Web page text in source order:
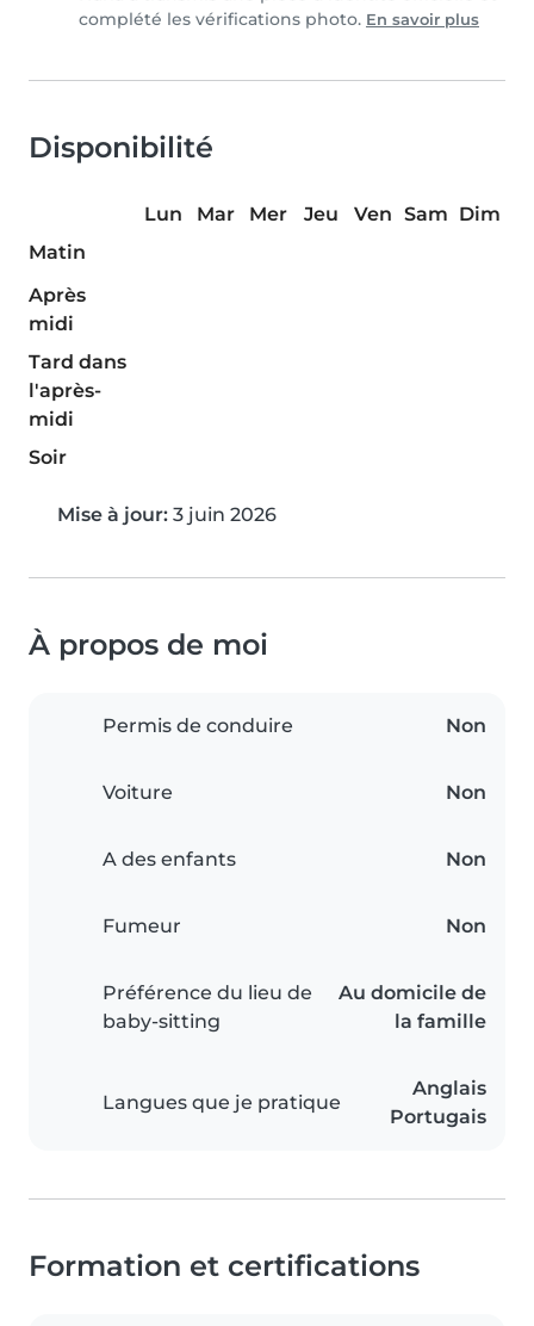
complété les vérifications photo. En savoir plus
Disponibilité
Lun Mar Mer Jeu Ven Sam Dim
Matin
Après
midi
Tard dans
l'après-
midi
Soir
Mise à jour: 3 juin 2026
À propos de moi
Permis de conduire Non
Voiture Non
A des enfants Non
Fumeur Non
Préférence du lieu de
baby-sitting
Au domicile de
la famille
Langues que je pratique
Anglais
Portugais
Formation et certifications